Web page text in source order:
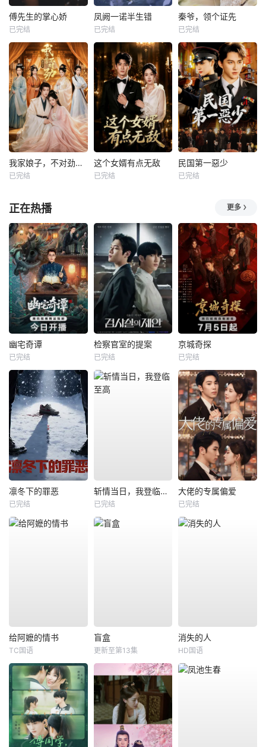
傅先生的掌心娇
已完结
凤阙一诺半生错
已完结
秦爷，领个证先
已完结
我家娘子，不对劲第四季
已完结
这个女婿有点无敌
已完结
民国第一惡少
已完结
正在热播 更多
幽宅奇谭
已完结
检察官室的提案
已完结
京城奇探
已完结
凛冬下的罪恶
已完结
斩情当日，我登临至高
已完结
大佬的专属偏爱
已完结
给阿嬷的情书
TC国语
盲盒
更新至第13集
消失的人
HD国语